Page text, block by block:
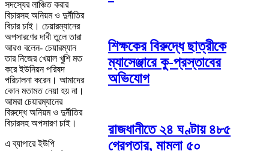
সদস্যের লাঞ্চিত করার
বিচারসহ অনিয়ম ও দুর্নীতির
বিচার চাই। চেয়ারম্যানের
অপসারণের দাবী তুলে তারা
আরও বলেন- চেয়ারম্যান
তার নিজের খেয়াল খুশি মত
করে ইউনিয়ন পরিষদ
পরিচালনা করেন। আমাদের
কোন মতামত নেয়া হয় না।
আমরা চেয়ারম্যানের
বিরুদ্ধে অনিয়ম ও দুর্নীতির
বিচারসহ অপসারণ চাই।
এ ব্যাপারে ইউপি
শিক্ষকের বিরুদ্ধে ছাত্রীকে
ম্যাসেঞ্জারে কু-প্রস্তাবের
অভিযোগ
রাজধানীতে ২৪ ঘণ্টায় ৪৮৫
গ্রেপ্তার, মামলা ৫০